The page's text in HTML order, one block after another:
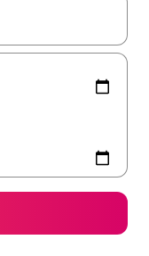
les flèches vers le